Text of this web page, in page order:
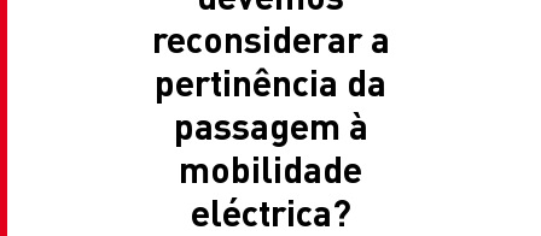
reconsiderar a
pertinência da
passagem à
mobilidade
eléctrica?